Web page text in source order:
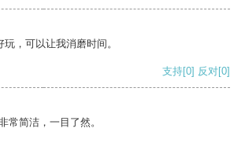
，可以让我消磨时间。
支持[0] 反对[0]
常简洁，一目了然。